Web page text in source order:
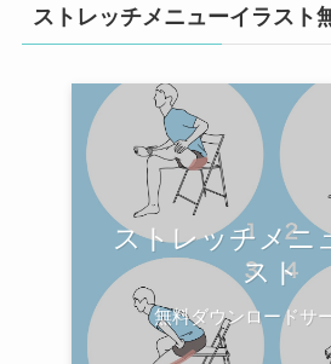
ストレッチメニューイラスト
ストレッチメニ
スト
無料ダウンロードサ